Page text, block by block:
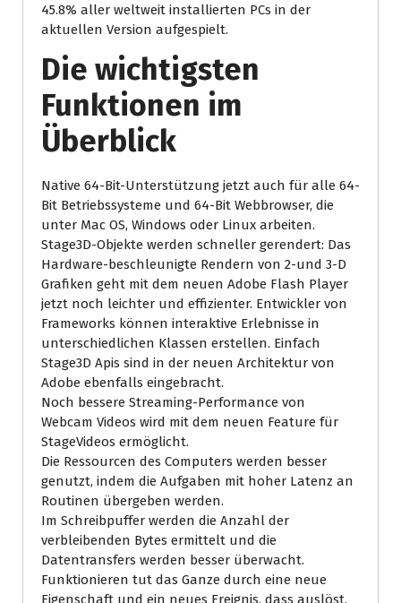
45.8% aller weltweit installierten PCs in der
aktuellen Version aufgespielt.
Die wichtigsten
Funktionen im
Überblick
Native 64-Bit-Unterstützung jetzt auch für alle 64-
Bit Betriebssysteme und 64-Bit Webbrowser, die
unter Mac OS, Windows oder Linux arbeiten.
Stage3D-Objekte werden schneller gerendert: Das
Hardware-beschleunigte Rendern von 2-und 3-D
Grafiken geht mit dem neuen Adobe Flash Player
jetzt noch leichter und effizienter. Entwickler von
Frameworks können interaktive Erlebnisse in
unterschiedlichen Klassen erstellen. Einfach
Stage3D Apis sind in der neuen Architektur von
Adobe ebenfalls eingebracht.
Noch bessere Streaming-Performance von
Webcam Videos wird mit dem neuen Feature für
StageVideos ermöglicht.
Die Ressourcen des Computers werden besser
genutzt, indem die Aufgaben mit hoher Latenz an
Routinen übergeben werden.
Im Schreibpuffer werden die Anzahl der
verbleibenden Bytes ermittelt und die
Datentransfers werden besser überwacht.
Funktionieren tut das Ganze durch eine neue